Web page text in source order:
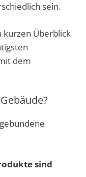
sein.
kurzen Überblick
dem
sind